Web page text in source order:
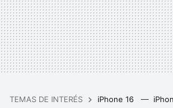
TEMAS DE INTERÉS iPhone 16